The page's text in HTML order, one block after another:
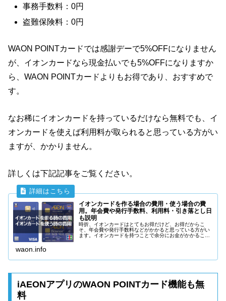
事務手数料：0円
盗難保険料：0円
WAON POINTカードでは感謝デーで5%OFFになりません
が、イオンカードなら現金払いでも5%OFFになりますか
ら、WAON POINTカードよりもお得であり、おすすめで
す。
なお稀にイオンカードを持っているだけなら無料でも、イ
オンカードを使えば利用料が取られると思っている方がい
ますが、かかりません。
詳しくは下記記事をご覧ください。
イオンカードを作る場合の費用・使う場合の費
用。年会費や発行手数料、利用料・引き落とし日
も説明
時折、イオンカードはとてもお得だけど、お得だからこ
そ、年会費や発行手数料などがかかると思っている方がい
ます。イオンカードを持つことで余分にお金がかかること
waon.info
iAEONアプリのWAON POINTカード機能も無
料